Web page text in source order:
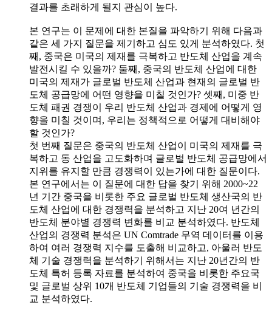
결과를 초래하게 될지 관심이 높다.
본 연구는 이 문제에 대한 본질을 파악하기 위해 다음과
같은 세 가지 질문을 제기하고 심도 있게 분석하였다. 첫
째, 중국은 미국의 제재를 극복하고 반도체 산업을 계속
발전시킬 수 있을까? 둘째, 중국의 반도체 산업에 대한
미국의 제재가 글로벌 반도체 산업과 현재의 글로벌 반
도체 공급망에 어떤 영향을 미칠 것인가? 셋째, 미중 반
도체 패권 경쟁이 우리 반도체 산업과 경제에 어떻게 영
향을 미칠 것이며, 우리는 정책적으로 어떻게 대비해야
할 것인가?
첫 번째 질문은 중국의 반도체 산업이 미국의 제재를 극
복하고 동 산업을 고도화하며 글로벌 반도체 공급망에서
지위를 유지할 만큼 경쟁력이 있는가에 대한 질문이다.
본 연구에서는 이 질문에 대한 답을 찾기 위해 2000~22
년 기간 중국을 비롯한 주요 글로벌 반도체 생산국의 반
도체 산업에 대한 경쟁력을 분석하고 지난 20여 년간의
반도체 분야별 경쟁력 변화를 비교 분석하였다. 반도체
산업의 경쟁력 분석은 UN Comtrade 무역 데이터를 이용
하여 여러 경쟁력 지수를 도출해 비교하고, 아울러 반도
체 기술 경쟁력을 분석하기 위해서는 지난 20년간의 반
도체 특허 등록 자료를 분석하여 중국을 비롯한 주요국
및 글로벌 상위 10개 반도체 기업들의 기술 경쟁력을 비
교 분석하였다.